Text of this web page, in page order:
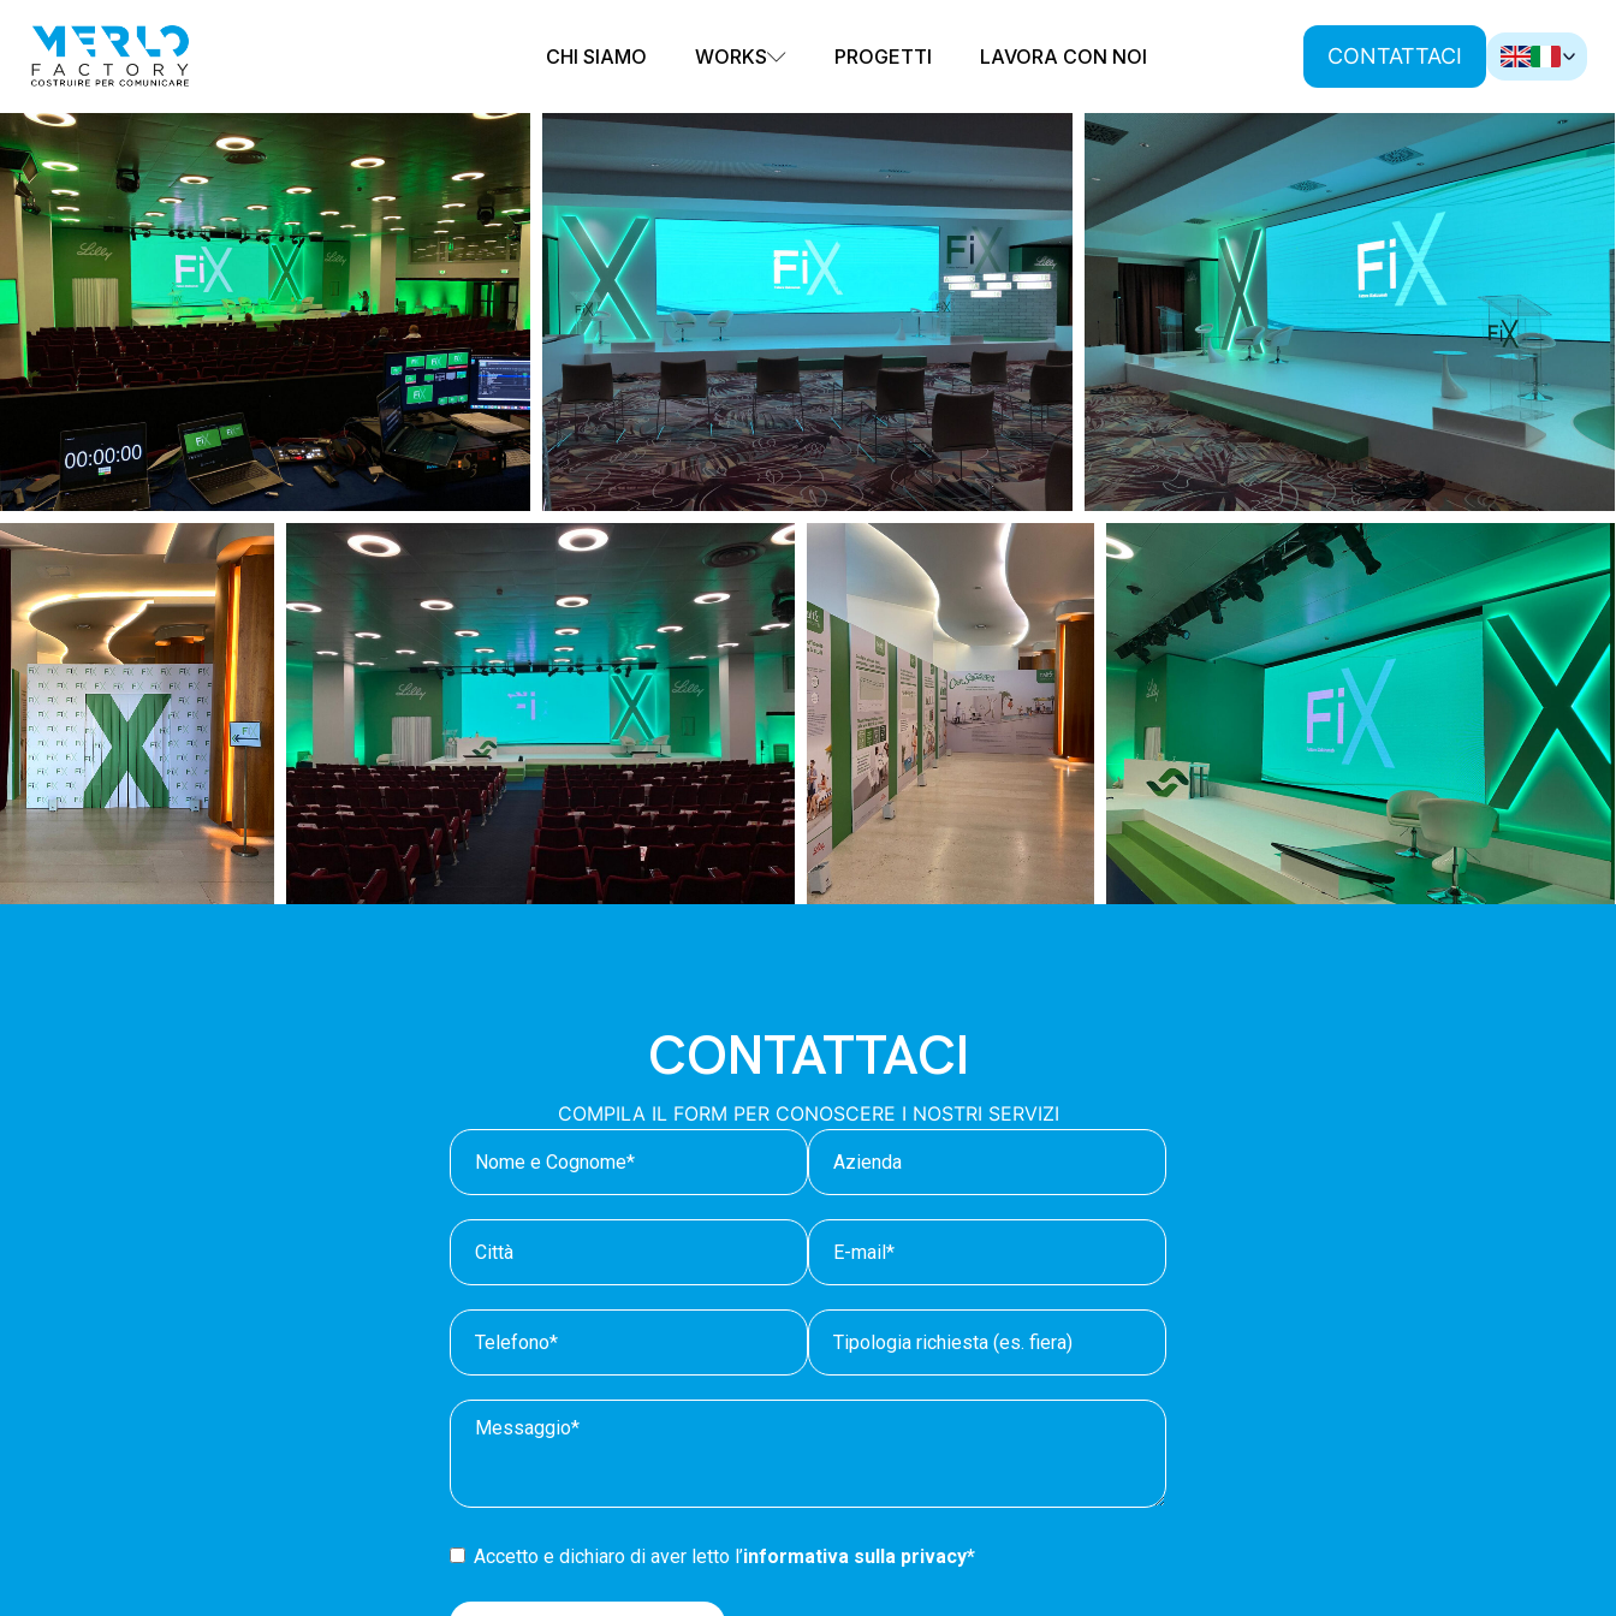
CHI SIAMO WORKS PROGETTI LAVORA CON NOI CONTATTACI
CONTATTACI
COMPILA IL FORM PER CONOSCERE I NOSTRI SERVIZI
Accetto e dichiaro di aver letto l’informativa sulla privacy*